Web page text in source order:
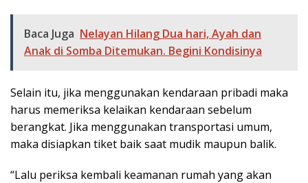
Baca Juga Nelayan Hilang Dua hari, Ayah dan
Anak di Somba Ditemukan. Begini Kondisinya
Selain itu, jika menggunakan kendaraan pribadi maka
harus memeriksa kelaikan kendaraan sebelum
berangkat. Jika menggunakan transportasi umum,
maka disiapkan tiket baik saat mudik maupun balik.
“Lalu periksa kembali keamanan rumah yang akan